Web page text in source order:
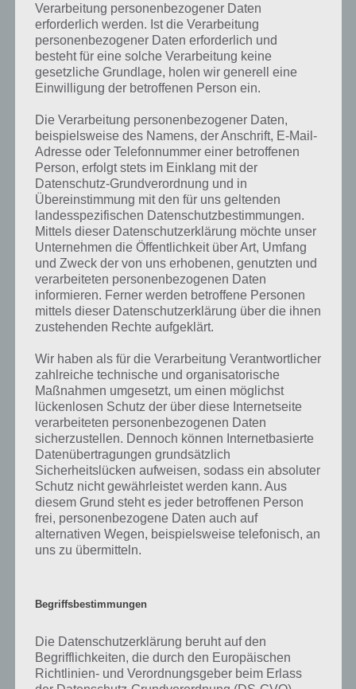
schnell die Antworten und
Lösungen der über 300 Level
finden!
Du findest Lösungen auch ohne unsere Hilfe, indem du in der App
Münzen einsetzt. Da diese jedoch begrenzt sind, hast du hier stets
die Möglichkeit alle Antworten zu finden!
Die obige Lösung stimmt leider nicht mehr?
Wenn die Lösung, die wir dir oben vorgestellt haben, nicht mehr
aktuell sein sollte oder ein Wort in der Lösung von 94 Prozent fehlt,
so teile uns die korrekten Lösungen einfach in den Kommentaren
mit. Nur so können wir stets die aktuellen Antworten auf die
zahlreichen Fragen und Sachverhalte in der App geben. Da die
Entwickler die Lösungen immer mal wieder verändern.
Darum geht es bei 94%
Was ist 94%? In der App 94% musst du auf Basis eines Bildes oder
einer Aussage die Antworten herausfinden, die von anderen Spielern
am häufigsten genannt worden sind. Nur so kannst du das nächste
Level freischalten. Zusammenaddiert ergeben alle Antworten 94
Prozent, wovon die App ihren Namen hat. Entsprechend ist 94
Prozent ein Wort und Rätsel-Spiel. Bereits über 10 Millionen mal
wurde die App mittlerweile heruntergeladen und gehört mit zu den
erfolgreichsten Spiele Apps in diesem Genre im Google Play Store
und iTunes App Store.
Auf WhatsApp teilen
Tweet auf Twitter
Verarbeitung personenbezogener Daten
erforderlich werden. Ist die Verarbeitung
personenbezogener Daten erforderlich und
besteht für eine solche Verarbeitung keine
gesetzliche Grundlage, holen wir generell eine
Einwilligung der betroffenen Person ein.
Die Verarbeitung personenbezogener Daten,
beispielsweise des Namens, der Anschrift, E-Mail-
Adresse oder Telefonnummer einer betroffenen
Person, erfolgt stets im Einklang mit der
Datenschutz-Grundverordnung und in
Übereinstimmung mit den für uns geltenden
landesspezifischen Datenschutzbestimmungen.
Mittels dieser Datenschutzerklärung möchte unser
Unternehmen die Öffentlichkeit über Art, Umfang
und Zweck der von uns erhobenen, genutzten und
verarbeiteten personenbezogenen Daten
informieren. Ferner werden betroffene Personen
mittels dieser Datenschutzerklärung über die ihnen
zustehenden Rechte aufgeklärt.
Wir haben als für die Verarbeitung Verantwortlicher
zahlreiche technische und organisatorische
Maßnahmen umgesetzt, um einen möglichst
lückenlosen Schutz der über diese Internetseite
verarbeiteten personenbezogenen Daten
sicherzustellen. Dennoch können Internetbasierte
Datenübertragungen grundsätzlich
Sicherheitslücken aufweisen, sodass ein absoluter
Schutz nicht gewährleistet werden kann. Aus
diesem Grund steht es jeder betroffenen Person
frei, personenbezogene Daten auch auf
alternativen Wegen, beispielsweise telefonisch, an
uns zu übermitteln.
Begriffsbestimmungen
Die Datenschutzerklärung beruht auf den
Begrifflichkeiten, die durch den Europäischen
Richtlinien- und Verordnungsgeber beim Erlass